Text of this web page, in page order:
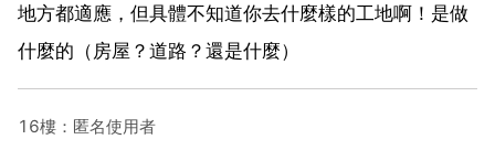
地方都適應，但具體不知道你去什麼樣的工地啊！是做
什麼的（房屋？道路？還是什麼）
16樓：匿名使用者